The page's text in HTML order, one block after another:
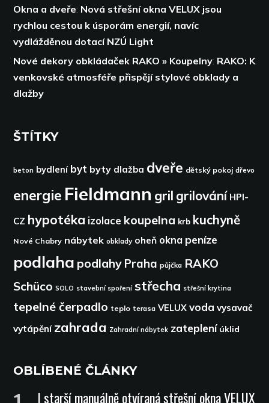
Okna a dveře: Nová střešní okna VELUX jsou
rychlou cestou k úsporám energií, navíc
vydlážděnou dotací NZÚ Light
Nové dekory obkládaček RAKO » Koupelny: RAKO: K
venkovské atmosféře přispějí stylové obklady a
dlažby
ŠTÍTKY
beton bydlení byt byty dlažba dveře dětský pokoj dřevo
energie Fieldmann gril grilování HPI-
CZ hypotéka izolace koupelna krb kuchyně
Nové Chabry nábytek obklady oheň okna peníze
podlaha podlahy Praha půjčka RAKO
Schüco SOLO stavební spoření střecha střešní krytina
tepelné čerpadlo teplo terasa VELUX voda vysavač
vytápění zahrada Zahradní nábytek zateplení úklid
OBLÍBENÉ ČLÁNKY
I starší manuálně otvíraná střešní okna VELUX